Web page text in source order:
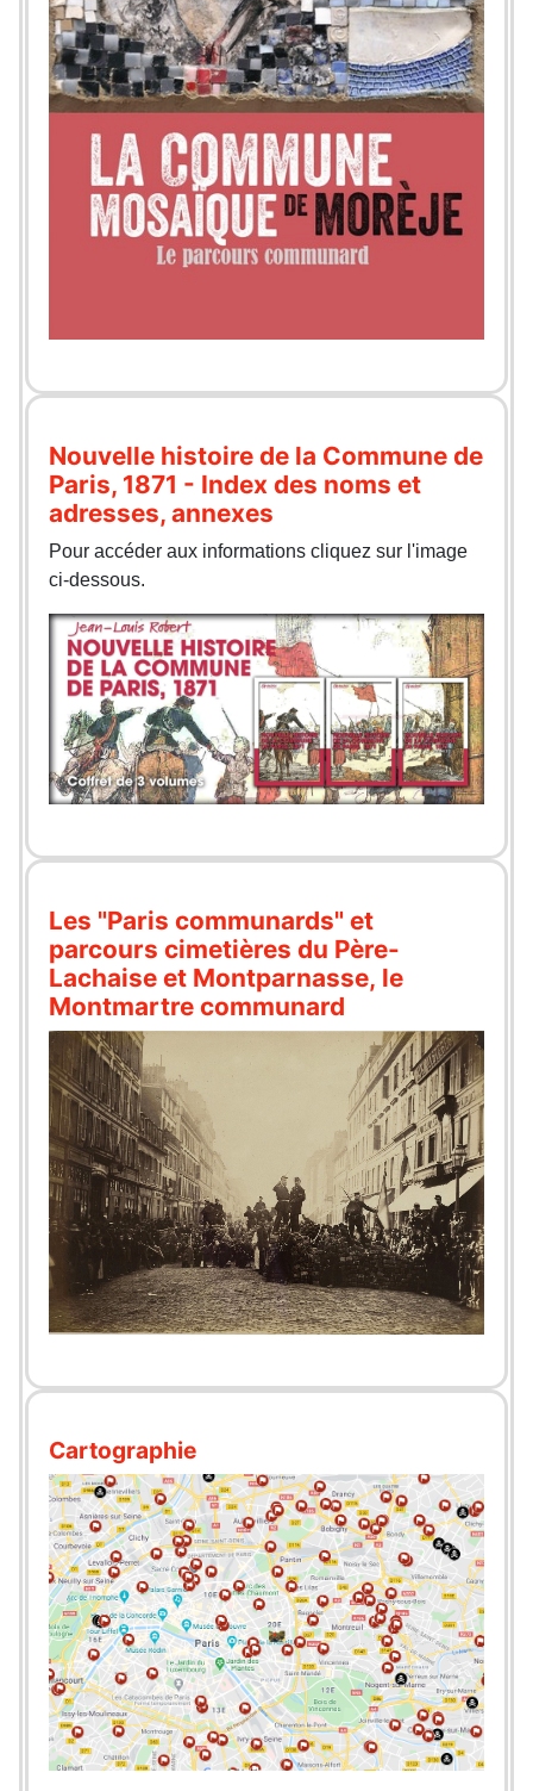
Nouvelle histoire de la Commune de
Paris, 1871 - Index des noms et
adresses, annexes
Pour accéder aux informations cliquez sur l'image
ci-dessous.
Les "Paris communards" et
parcours cimetières du Père-
Lachaise et Montparnasse, le
Montmartre communard
Cartographie